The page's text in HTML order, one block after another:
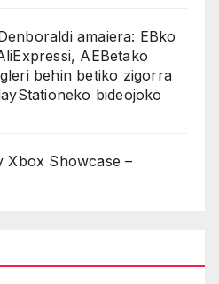
amaiera: EBko
AEBetako
behin betiko zigorra
bideojoko
Xbox Showcase –